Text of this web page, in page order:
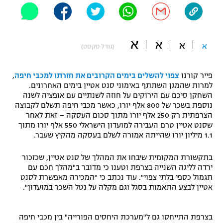
"מחצית בשכונה" – פודקאסט
משתתפים וזוכים בפרסים
תקנון משתתפים וזוכים בפרסים
תקנון עבור פעילות אלקטרה
תקנון עבור פעילות ספורט 1 – "מרלן"
טניס
גיימינג E-Sports
מדיניות פרטיות
אופניים
ספורט מוטורי
פוטבול אמריקאי NFL
בייסבול MLB
ספורט אתגרי ואקסטרים
אומנויות לחימה
גיימינג E-Sports
א א א א (גודל טקסט)
פייר קורנו צפוי להשלים בימים הקרובים את חזרתו למכבי חיפה,
למרות שהמגן השתתף באימוני סנט אטיין בימים האחרונים.
השחקן סיכם עם הירוקים על חוזה לשנתיים עם אופציה לשנה
נוספת בשכר של 800 אלף יורו, כאשר מכבי חיפה תשלם לקבוצה
הצרפתית רק 250 אלף יורו מתוך סכום העסקה – זאת לאחר
שסנט אטיין טרם העבירה למועדון הישראלי 550 אלף יורו מתוך
1.1 מיליון יורו שהייתה אמורה לשלם בעסקה מהקיץ שעבר.
בתקשורת המקומית שיבחו את המהלך של סנט אטיין, שכזכור
ירדה לליגה השנייה בצרפת וטענו כי מדובר ב"מהלך חכם עם
תגמול כספי בלתי צפוי". עוד נכתב כי "המכירה מאפשרת לסנט
אטיין לבצע התאמות בסגל וגם מקלה על נטל השכר במועדון".
בצרפת התייחסו גם ל"מערכת היחסים הפורייה" בין מכבי חיפה